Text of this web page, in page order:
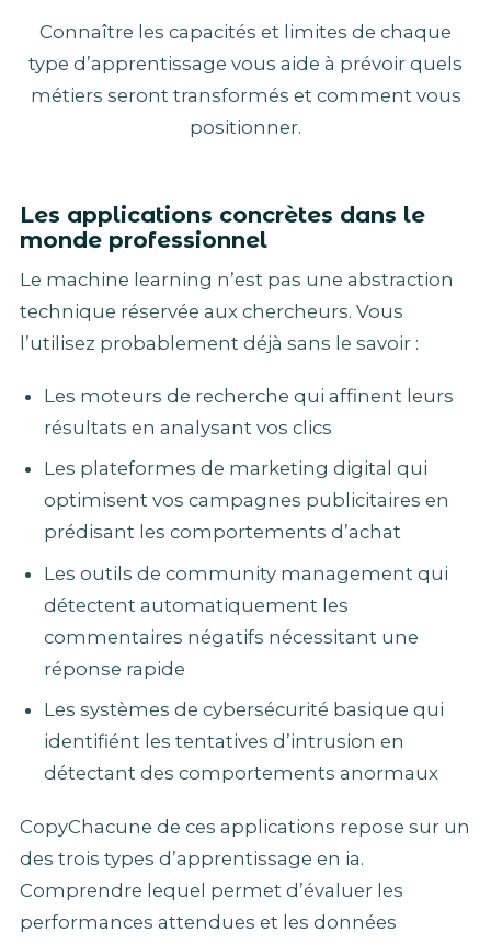
Connaître les capacités et limites de chaque
type d’apprentissage vous aide à prévoir quels
métiers seront transformés et comment vous
positionner.
Les applications concrètes dans le
monde professionnel
Le machine learning n’est pas une abstraction
technique réservée aux chercheurs. Vous
l’utilisez probablement déjà sans le savoir :
Les moteurs de recherche qui affinent leurs
résultats en analysant vos clics
Les plateformes de marketing digital qui
optimisent vos campagnes publicitaires en
prédisant les comportements d’achat
Les outils de community management qui
détectent automatiquement les
commentaires négatifs nécessitant une
réponse rapide
Les systèmes de cybersécurité basique qui
identifiént les tentatives d’intrusion en
détectant des comportements anormaux
CopyChacune de ces applications repose sur un
des trois types d’apprentissage en ia.
Comprendre lequel permet d’évaluer les
performances attendues et les données